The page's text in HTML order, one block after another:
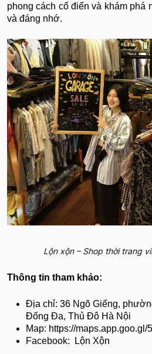
phong cách cổ điển và khám phá
và đáng nhớ.
Lộn xộn – Shop thời trang
Thông tin tham khảo:
Địa chỉ: 36 Ngõ Giếng,
Đống Đa, Thủ Đô Hà Nội
Map: https://
Facebook: Lộn Xộn